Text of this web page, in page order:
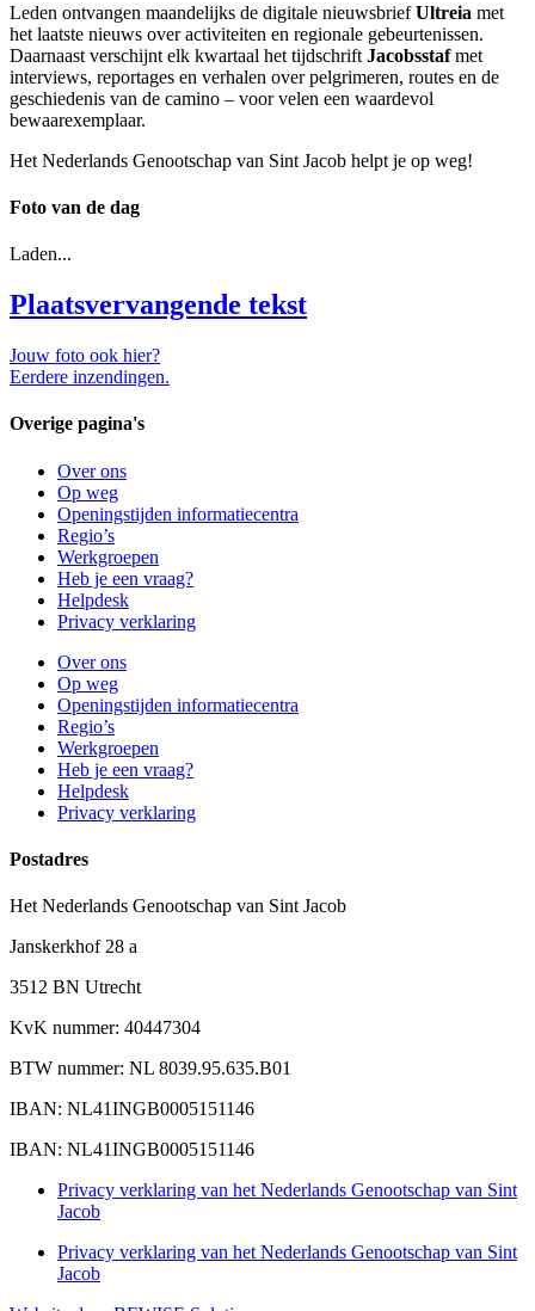
Leden ontvangen maandelijks de digitale nieuwsbriefUltreia met
het laatste nieuws over activiteiten en regionale gebeurtenissen.
Daarnaast verschijnt elk kwartaal het tijdschrift Jacobsstafmet
interviews, reportages en verhalen over pelgrimeren, routes en de
geschiedenis van de camino – voor velen een waardevol
bewaarexemplaar.
Het Nederlands Genootschap van Sint Jacob helpt je op weg!
Foto van de dag
Laden...
Plaatsvervangende tekst
Jouw foto ook hier?
Eerdere inzendingen.
Overige pagina's
Over ons
Op weg
Openingstijden informatiecentra
Regio’s
Werkgroepen
Heb je een vraag?
Helpdesk
Privacy verklaring
Over ons
Op weg
Openingstijden informatiecentra
Regio’s
Werkgroepen
Heb je een vraag?
Helpdesk
Privacy verklaring
Postadres
Het Nederlands Genootschap van Sint Jacob
Janskerkhof 28 a
3512 BN Utrecht
KvK nummer: 40447304
BTW nummer: NL 8039.95.635.B01
IBAN: NL41INGB0005151146
IBAN: NL41INGB0005151146
Privacy verklaring van het Nederlands Genootschap van Sint
Jacob
Privacy verklaring van het Nederlands Genootschap van Sint
Jacob